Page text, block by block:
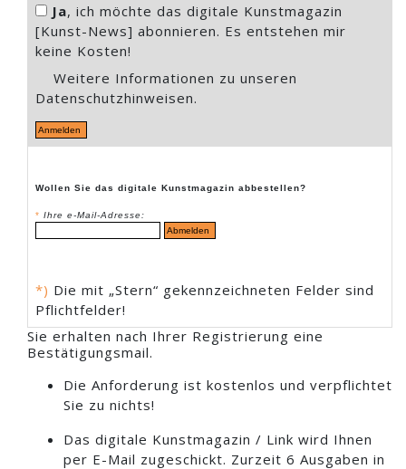
Ja, ich möchte das digitale Kunstmagazin
[Kunst-News] abonnieren. Es entstehen mir
keine Kosten!
Weitere Informationen zu unseren
Datenschutzhinweisen.
Wollen Sie das digitale Kunstmagazin abbestellen?
* Ihre e-Mail-Adresse:
*) Die mit „Stern“ gekennzeichneten Felder sind
Pflichtfelder!
Sie erhalten nach Ihrer Registrierung eine
Bestätigungsmail.
Die Anforderung ist kostenlos und verpflichtet
Sie zu nichts!
Das digitale Kunstmagazin / Link wird Ihnen
per E-Mail zugeschickt. Zurzeit 6 Ausgaben in